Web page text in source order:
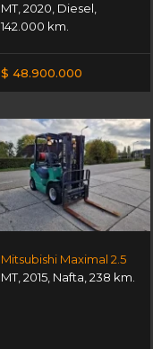
MT,2020, Diesel,
142.000 km.
$ 48.900.000
Mitsubishi Maximal 2.5
MT,2015, Nafta,238 km.